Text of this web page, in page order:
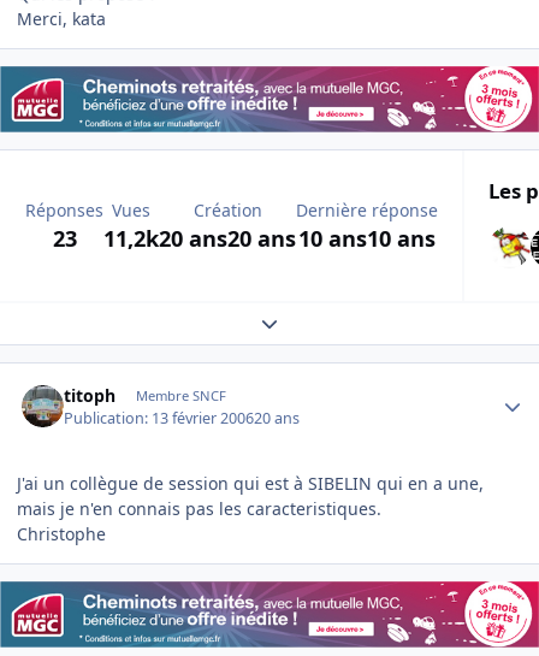
Merci, kata
Réponses
23
Vues
11,2k
Création
20 ans20 ans
Dernière réponse
10 ans10 ans
Les
Expand topic overview
titoph Membre SNCF
Publication: 13 février 200620 ans
J'ai un collègue de session qui est à SIBELIN qui en a une,
mais je n'en connais pas les caracteristiques.
Christophe